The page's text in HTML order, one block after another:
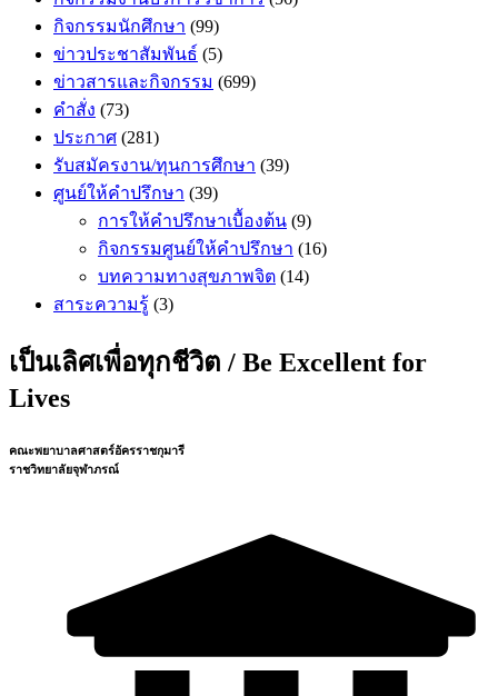
กิจกรรมนักศึกษา (99)
ข่าวประชาสัมพันธ์ (5)
ข่าวสารและกิจกรรม (699)
คำสั่ง (73)
ประกาศ (281)
รับสมัครงาน/ทุนการศึกษา (39)
ศูนย์ให้คำปรึกษา (39)
การให้คำปรึกษาเบื้องต้น (9)
กิจกรรมศูนย์ให้คำปรึกษา (16)
บทความทางสุขภาพจิต (14)
สาระความรู้ (3)
เป็นเลิศเพื่อทุกชีวิต / Be Excellent for
Lives
คณะพยาบาลศาสตร์อัครราชกุมารี
ราชวิทยาลัยจุฬาภรณ์